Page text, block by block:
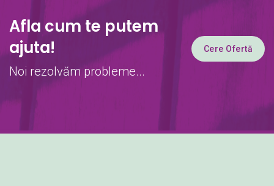
Afla cum te putem
ajuta!
Noi rezolvăm probleme...
Cere Ofertă